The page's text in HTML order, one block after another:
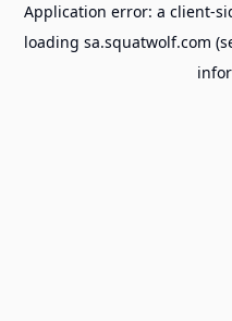
Application error: a client-
loading sa.squatwolf.com